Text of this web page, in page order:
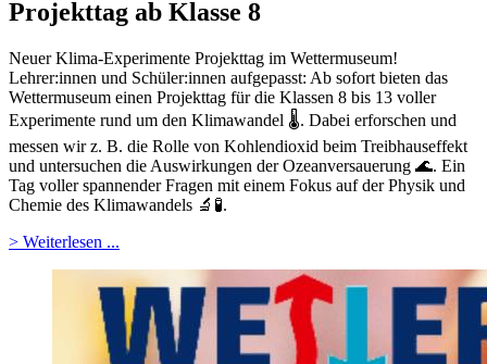
Projekttag ab Klasse 8
Neuer Klima-Experimente Projekttag im Wettermuseum!
Lehrer:innen und Schüler:innen aufgepasst: Ab sofort bieten das
Wettermuseum einen Projekttag für die Klassen 8 bis 13 voller
Experimente rund um den Klimawandel 🌡️. Dabei erforschen und
messen wir z. B. die Rolle von Kohlendioxid beim Treibhauseffekt
und untersuchen die Auswirkungen der Ozeanversauerung 🌊. Ein
Tag voller spannender Fragen mit einem Fokus auf der Physik und
Chemie des Klimawandels 🔬🧪.
> Weiterlesen ...